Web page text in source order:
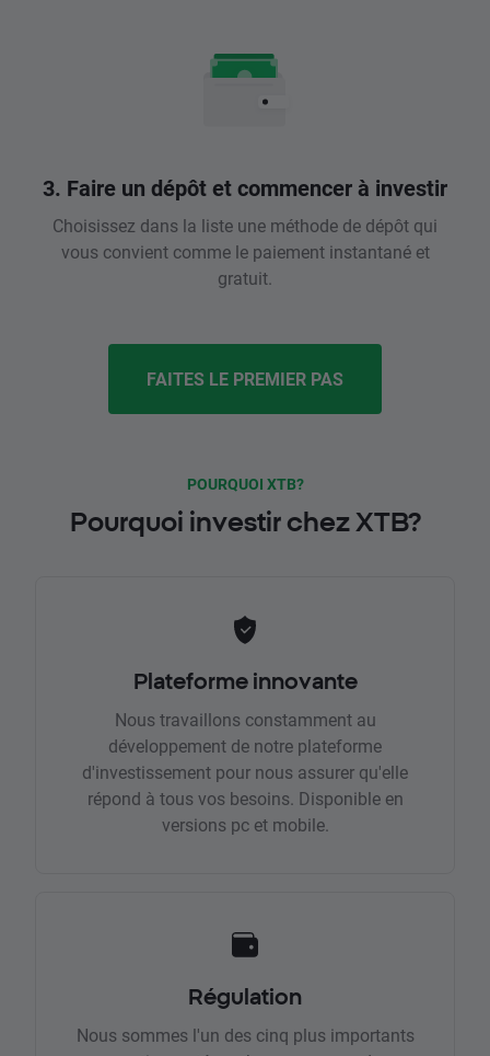
3. Faire un dépôt et commencer à investir
Choisissez dans la liste une méthode de dépôt qui
vous convient comme le paiement instantané et
gratuit.
FAITES LE PREMIER PAS
POURQUOI XTB?
Pourquoi investir chez XTB?
Plateforme innovante
Nous travaillons constamment au
développement de notre plateforme
d'investissement pour nous assurer qu'elle
répond à tous vos besoins. Disponible en
versions pc et mobile.
Régulation
Nous sommes l'un des cinq plus importants